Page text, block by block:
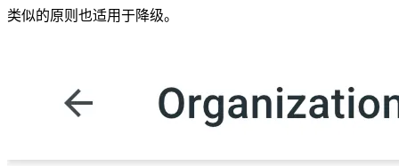
类似的原则也适用于降级。